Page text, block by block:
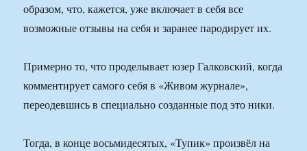
образом, что, кажется, уже включает в себя все
возможные отзывы на себя и заранее пародирует их.
Примерно то, что проделывает юзер Галковский, когда
комментирует самого себя в «Живом журнале»,
переодевшись в специально созданные под это ники.
Тогда, в конце восьмидесятых, «Тупик» произвёл на